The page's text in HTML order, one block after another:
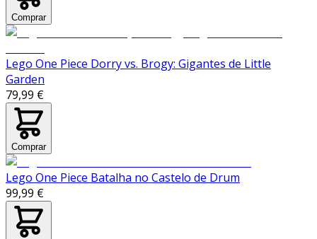
Comprar
Lego One Piece Dorry vs. Brogy: Gigantes de Little
Garden
79,99 €
Comprar
Lego One Piece Batalha no Castelo de Drum
99,99 €